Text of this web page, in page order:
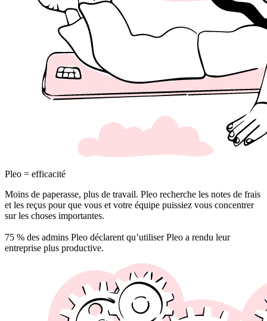
Pleo = efficacité
Moins de paperasse, plus de travail. Pleo recherche les notes de frais
et les reçus pour que vous et votre équipe puissiez vous concentrer
sur les choses importantes.
75 % des admins Pleo déclarent qu’utiliser Pleo a rendu leur
entreprise plus productive.